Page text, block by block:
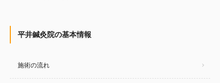
平井鍼灸院の基本情報
施術の流れ